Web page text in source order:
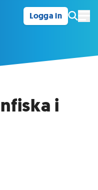
Logga in
i